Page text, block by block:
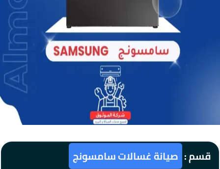
قسم : صيانة غسالات سامسونج